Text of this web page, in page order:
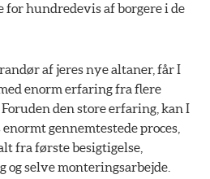
hundredevis af borgere i de
af jeres nye altaner, får I
enorm erfaring fra flere
den store erfaring, kan I
gennemtestede proces,
fra første besigtigelse,
selve monteringsarbejde.